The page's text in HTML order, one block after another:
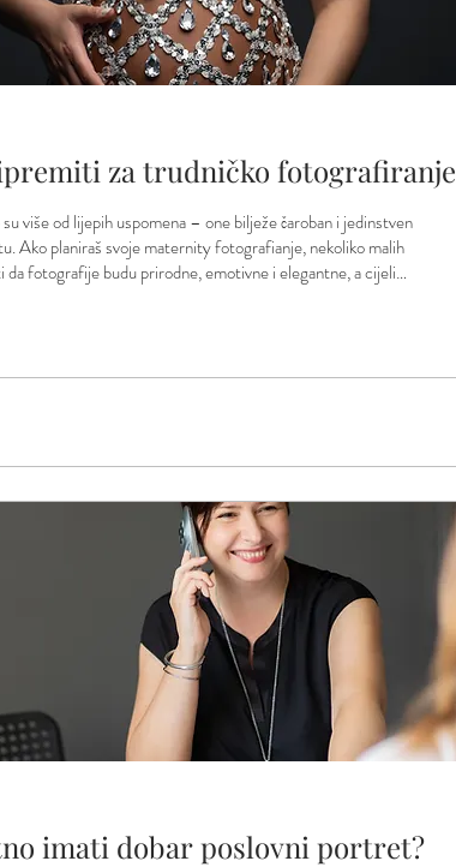
za trudničko fotografiranje
više od lijepih uspomena – one bilježe čaroban i jedinstven
Ako planiraš svoje maternity fotografianje, nekoliko malih
da fotografije budu prirodne, emotivne i elegantne, a cijeli
imati dobar poslovni portret?